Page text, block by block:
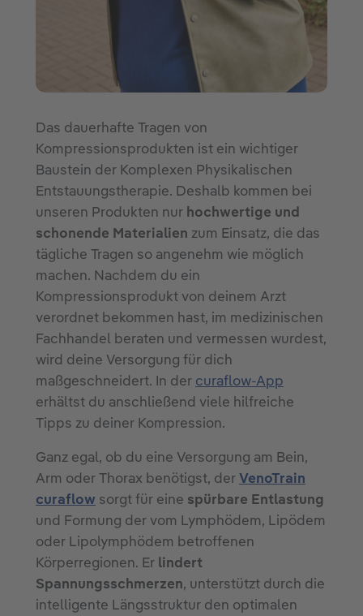
Das dauerhafte Tragen von
Kompressionsprodukten ist ein wichtiger
Baustein der Komplexen Physikalischen
Entstauungstherapie. Deshalb kommen bei
unseren Produkten nur hochwertige und
schonende Materialien zum Einsatz, die das
tägliche Tragen so angenehm wie möglich
machen. Nachdem du ein
Kompressionsprodukt von deinem Arzt
verordnet bekommen hast, im medizinischen
Fachhandel beraten und vermessen wurdest,
wird deine Versorgung für dich
maßgeschneidert. In der curaflow-App
erhältst du anschließend viele hilfreiche
Tipps zu deiner Kompression.
Ganz egal, ob du eine Versorgung am Bein,
Arm oder Thorax benötigst, derVenoTrain
curaflow sorgt für eine spürbare Entlastung
und Formung der vom Lymphödem, Lipödem
oder Lipolymphödem betroffenen
Körperregionen. Er lindert
Spannungsschmerzen, unterstützt durch die
intelligente Längsstruktur den optimalen